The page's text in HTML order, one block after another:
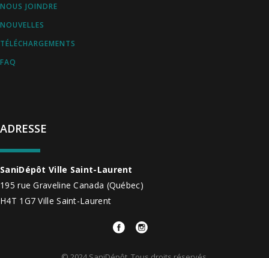
ADRESSE
SaniDépôt Ville Saint-Laurent
195 rue Graveline Canada (Québec)
H4T 1G7Ville Saint-Laurent
NOUS JOINDRE
NOUVELLES
TÉLÉCHARGEMENTS
FAQ